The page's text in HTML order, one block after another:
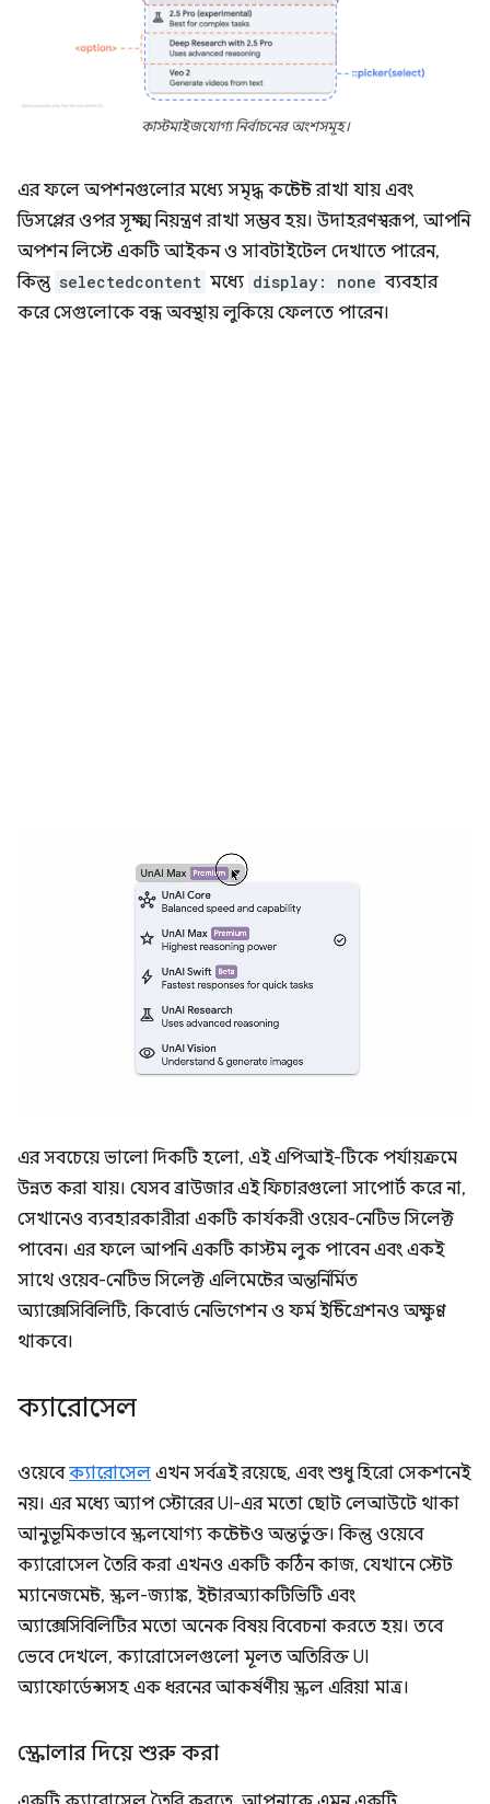
কাস্টমাইজযোগ্য নির্বাচনের অংশসমূহ।
এর ফলে অপশনগুলোর মধ্যে সমৃদ্ধ কন্টেন্ট রাখা যায় এবং
ডিসপ্লের ওপর সূক্ষ্ম নিয়ন্ত্রণ রাখা সম্ভব হয়। উদাহরণস্বরূপ, আপনি
অপশন লিস্টে একটি আইকন ও সাবটাইটেল দেখাতে পারেন,
কিন্তু selectedcontent মধ্যে display: none ব্যবহার
করে সেগুলোকে বন্ধ অবস্থায় লুকিয়ে ফেলতে পারেন।
এর সবচেয়ে ভালো দিকটি হলো, এই এপিআই-টিকে পর্যায়ক্রমে
উন্নত করা যায়। যেসব ব্রাউজার এই ফিচারগুলো সাপোর্ট করে না,
সেখানেও ব্যবহারকারীরা একটি কার্যকরী ওয়েব-নেটিভ সিলেক্ট
পাবেন। এর ফলে আপনি একটি কাস্টম লুক পাবেন এবং একই
সাথে ওয়েব-নেটিভ সিলেক্ট এলিমেন্টের অন্তর্নির্মিত
অ্যাক্সেসিবিলিটি, কিবোর্ড নেভিগেশন ও ফর্ম ইন্টিগ্রেশনও অক্ষুণ্ণ
থাকবে।
ক্যারোসেল
ওয়েবেক্যারোসেল এখন সর্বত্রই রয়েছে, এবং শুধু হিরো সেকশনেই
নয়। এর মধ্যে অ্যাপ স্টোরের UI-এর মতো ছোট লেআউটে থাকা
আনুভূমিকভাবে স্ক্রলযোগ্য কন্টেন্টও অন্তর্ভুক্ত। কিন্তু ওয়েবে
ক্যারোসেল তৈরি করা এখনও একটি কঠিন কাজ, যেখানে স্টেট
ম্যানেজমেন্ট, স্ক্রল-জ্যাঙ্ক, ইন্টারঅ্যাকটিভিটি এবং
অ্যাক্সেসিবিলিটির মতো অনেক বিষয় বিবেচনা করতে হয়। তবে
ভেবে দেখলে, ক্যারোসেলগুলো মূলত অতিরিক্ত UI
অ্যাফোর্ডেন্সসহ এক ধরনের আকর্ষণীয় স্ক্রল এরিয়া মাত্র।
স্ক্রোলার দিয়ে শুরু করা